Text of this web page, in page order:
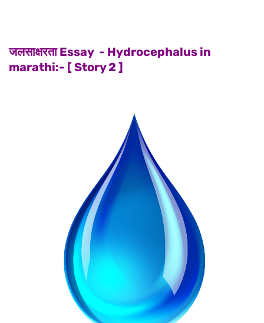
जलसाक्षरता Essay - Hydrocephalus in
marathi:- [ Story 2 ]